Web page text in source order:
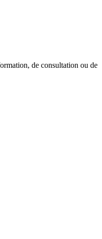
de consultation ou de